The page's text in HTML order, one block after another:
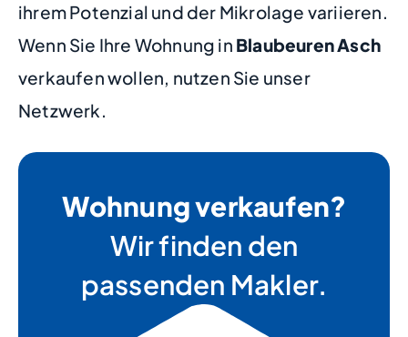
ihrem Potenzial und der Mikrolage variieren.
Wenn Sie Ihre Wohnung in Blaubeuren Asch
verkaufen wollen, nutzen Sie unser
Netzwerk.
Wohnung verkaufen?
Wir finden den
passenden Makler.